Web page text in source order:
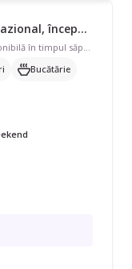
Menajeră, Bartolomeu, Brasov,Ocazional, începând cu 20 lei/oră
Bucătărie